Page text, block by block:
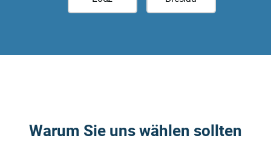
Warum Sie uns wählen sollten